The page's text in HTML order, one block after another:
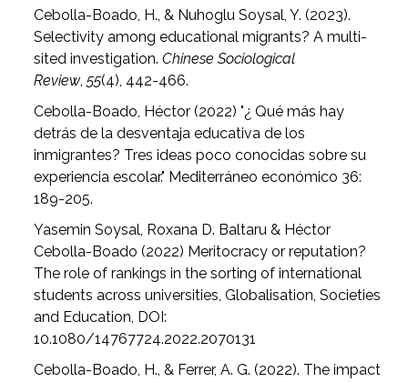
Cebolla-Boado, H., & Nuhoglu Soysal, Y. (2023).
Selectivity among educational migrants? A multi-
sited investigation.Chinese Sociological
Review,55(4), 442-466.
Cebolla-Boado, Héctor (2022) "¿ Qué más hay
detrás de la desventaja educativa de los
inmigrantes? Tres ideas poco conocidas sobre su
experiencia escolar." Mediterráneo económico 36:
189-205.
Yasemin Soysal, Roxana D. Baltaru & Héctor
Cebolla-Boado (2022) Meritocracy or reputation?
The role of rankings in the sorting of international
students across universities, Globalisation, Societies
and Education, DOI:
10.1080/14767724.2022.2070131
Cebolla-Boado, H., & Ferrer, A. G. (2022). The impact